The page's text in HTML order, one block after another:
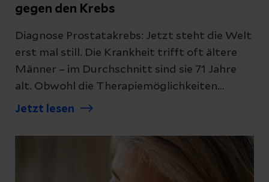
gegen den Krebs
Diagnose Prostatakrebs: Jetzt steht die Welt
erst mal still. Die Krankheit trifft oft ältere
Männer – im Durchschnitt sind sie 71 Jahre
alt. Obwohl die Therapiemöglichkeiten
vielversprechend sind, bedeutet die Diagnose
Belastung.
Jetzt lesen